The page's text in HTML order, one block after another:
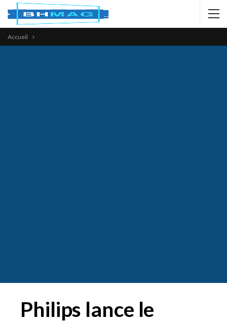
Accueil
Philips lance le